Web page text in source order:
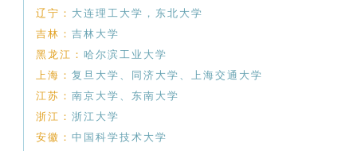
辽宁： 大连理工大学，东北大学
吉林：吉林大学
黑龙江：哈尔滨工业大学
上海：复旦大学、同济大学、上海交通大学
江苏：南京大学、东南大学
浙江：浙江大学
安徽：中国科学技术大学